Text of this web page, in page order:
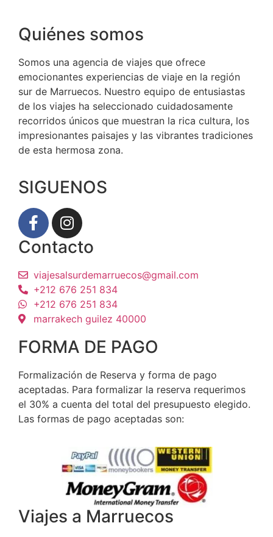
Quiénes somos
Somos una agencia de viajes que ofrece
emocionantes experiencias de viaje en la región
sur de Marruecos. Nuestro equipo de entusiastas
de los viajes ha seleccionado cuidadosamente
recorridos únicos que muestran la rica cultura, los
impresionantes paisajes y las vibrantes tradiciones
de esta hermosa zona.
SIGUENOS
Contacto
viajesalsurdemarruecos@gmail.com
+212 676 251 834
+212 676 251 834
marrakech guilez 40000
FORMA DE PAGO
Formalización de Reserva y forma de pago
aceptadas. Para formalizar la reserva requerimos
el 30% a cuenta del total del presupuesto elegido.
Las formas de pago aceptadas son:
Viajes a Marruecos